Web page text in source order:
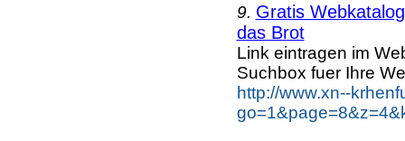
9. Gratis
das Brot
Link eintragen im
Suchbox fuer Ihre
http://www.xn--